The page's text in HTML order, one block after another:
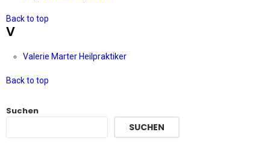
Back to top
V
Valerie Marter Heilpraktiker
Back to top
Suchen
SUCHEN